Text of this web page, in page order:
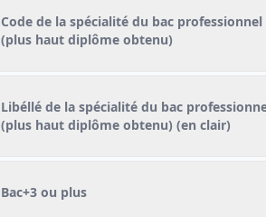
Code de la spécialité du bac professionnel
(plus haut diplôme obtenu)
Libéllé de la spécialité du bac
(plus haut diplôme obtenu) (en clair)
Bac+3 ou plus